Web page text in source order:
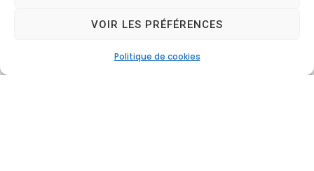
VOIR LES PRÉFÉRENCES
Politique de cookies